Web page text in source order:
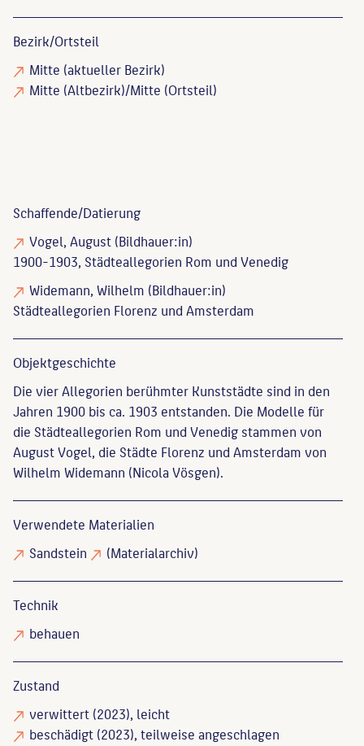
Bezirk/Ortsteil
Mitte (aktueller Bezirk)
Mitte (Altbezirk)/Mitte (Ortsteil)
Schaffende/Datierung
Vogel, August(Bildhauer:in)
1900-1903, Städteallegorien Rom und Venedig
Widemann, Wilhelm (Bildhauer:in)
Städteallegorien Florenz und Amsterdam
Objekt­geschichte
Die vier Allegorien berühmter Kunststädte sind in den
Jahren 1900 bis ca. 1903 entstanden. Die Modelle für
die Städteallegorien Rom und Venedig stammen von
August Vogel, die Städte Florenz und Amsterdam von
Wilhelm Widemann (Nicola Vösgen).
Verwendete Materialien
Sandstein
(Materialarchiv)
Technik
behauen
Zustand
verwittert(2023), leicht
beschädigt(2023), teilweise angeschlagen